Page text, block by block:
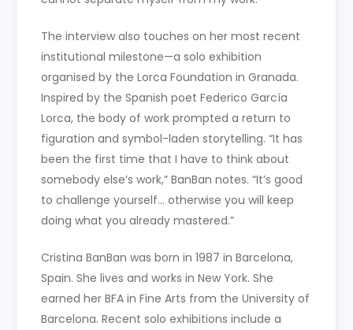
The interview also touches on her most recent
institutional milestone—a solo exhibition
organised by the Lorca Foundation in Granada.
Inspired by the Spanish poet Federico García
Lorca, the body of work prompted a return to
figuration and symbol-laden storytelling. “It has
been the first time that I have to think about
somebody else’s work,” BanBan notes. “It’s good
to challenge yourself… otherwise you will keep
doing what you already mastered.”
Cristina BanBan was born in 1987 in Barcelona,
Spain. She lives and works in New York. She
earned her BFA in Fine Arts from the University of
Barcelona. Recent solo exhibitions include a